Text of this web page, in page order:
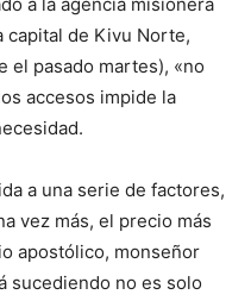
capital de Kivu Norte,
el pasado martes), «no
accesos impide la
a una serie de factores,
vez más, el precio más
apostólico, monseñor
sucediendo no es solo